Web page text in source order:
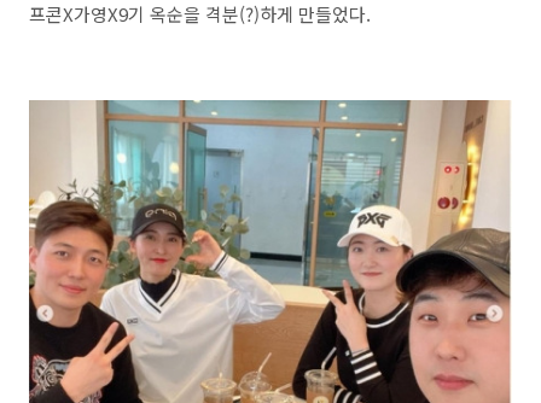
프콘X가영X9기 옥순을 격분(?)하게 만들었다.